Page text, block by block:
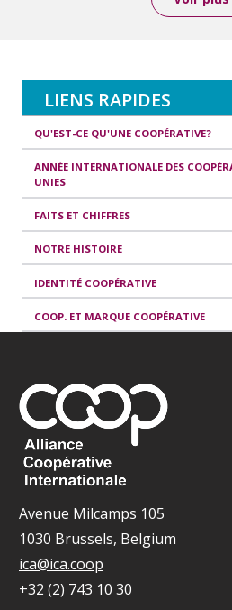
LIENS RAPIDES
QU'EST-CE QU'UNE COOPÉRATIVE?
ANNÉE INTERNATIONALE DES
UNIES
FAITS ET CHIFFRES
NOTRE HISTOIRE
IDENTITÉ COOPÉRATIVE
COOP. ET MARQUE COOPÉRATIVE
Avenue Milcamps 105
1030 Brussels, Belgium
ica@ica.coop
+32 (2) 743 10 30